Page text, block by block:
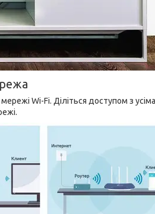
Wi-Fi. Діліться доступом з